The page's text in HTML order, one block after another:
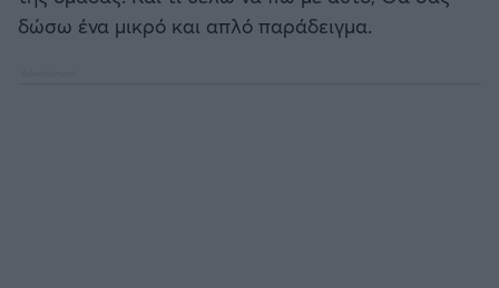
δώσω ένα μικρό και απλό παράδειγμα.